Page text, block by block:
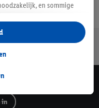
klant
in
en sommige
verzamelen en
tonen van
buiten de Lidl-diensten.
de winkel ook voor de
voor het personaliseren